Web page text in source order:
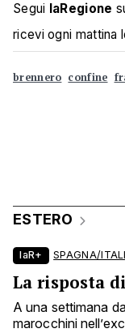
Segui laRegione
ricevi ogni mattina
brennero confine
ESTERO
laR+ SPAGNA/
La risposta
A una settimana
marocchini